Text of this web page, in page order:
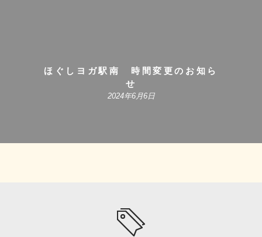
ほぐしヨガ駅南 時間変更のお知ら
せ
2024年6月6日